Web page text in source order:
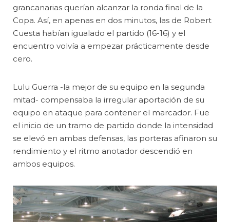
grancanarias querían alcanzar la ronda final de la
Copa. Así, en apenas en dos minutos, las de Robert
Cuesta habían igualado el partido (16-16) y el
encuentro volvía a empezar prácticamente desde
cero.
Lulu Guerra -la mejor de su equipo en la segunda
mitad- compensaba la irregular aportación de su
equipo en ataque para contener el marcador. Fue
el inicio de un tramo de partido donde la intensidad
se elevó en ambas defensas, las porteras afinaron su
rendimiento y el ritmo anotador descendió en
ambos equipos.